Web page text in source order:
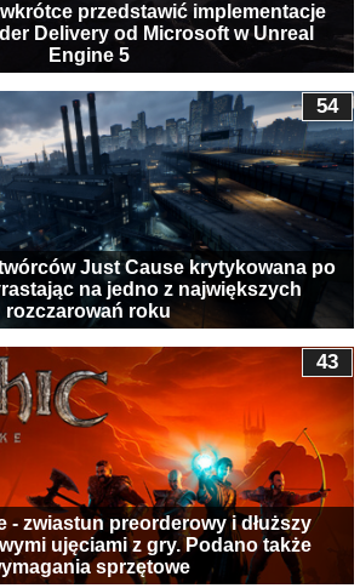
przedstawić implementacje
Delivery od Microsoft w Unreal
Engine 5
Just Cause krytykowana po
na jedno z największych
rozczarowań roku
54
- zwiastun preorderowy i dłuższy
ujęciami z gry. Podano także
sprzętowe
43